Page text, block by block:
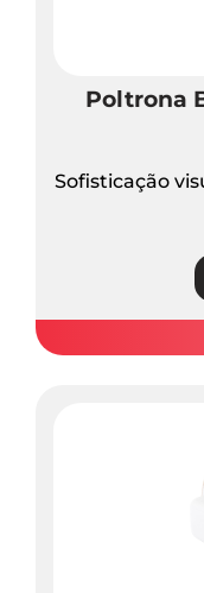
Poltrona
Sofisticação